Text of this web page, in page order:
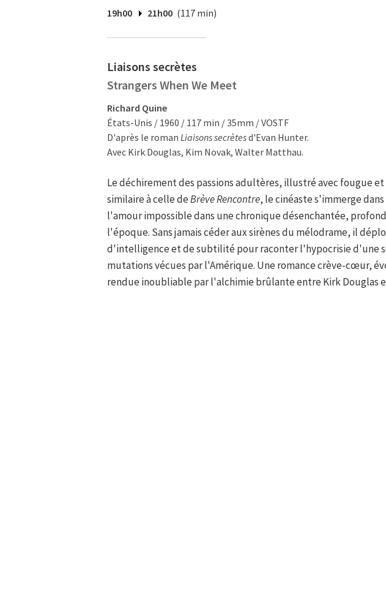
19h00 21h00 (117 min)
Liaisons secrètes
Strangers When We Meet
Richard Quine
États-Unis / 1960 / 117 min / 35mm / VOSTF
D'après le roman Liaisons secrètesd'Evan Hunter.
Avec Kirk Douglas, Kim Novak, Walter Matthau.
Le déchirement des passions adultères, illustré avec fougue
similaire à celle deBrève Rencontre, le cinéaste s'immerge
l'amour impossible dans une chronique désenchantée,
l'époque. Sans jamais céder aux sirènes du mélodrame, il
d'intelligence et de subtilité pour raconter l'hypocrisie d'une
mutations vécues par l'Amérique. Une romance crève-cœur,
rendue inoubliable par l'alchimie brûlante entre Kirk Douglas